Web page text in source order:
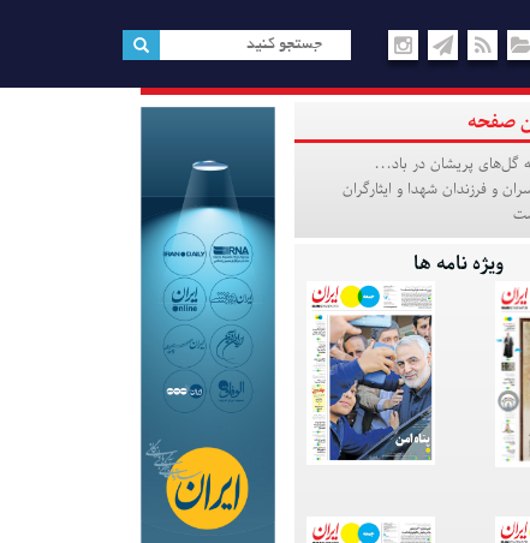
صفحه
گل‌های پریشان در باد...
و فرزندان شهدا و ایثارگران
ویژه نامه ها